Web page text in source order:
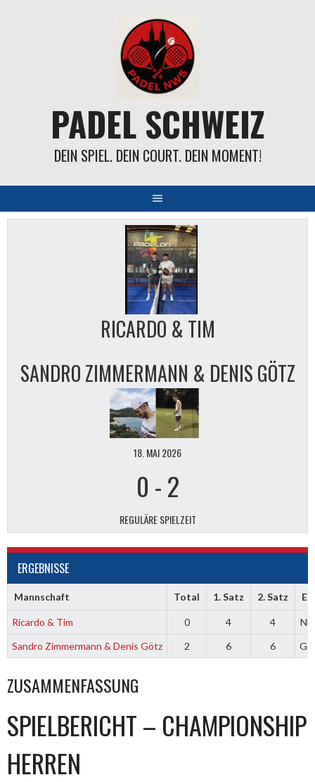
PADEL SCHWEIZ
DEIN SPIEL. DEIN COURT. DEIN MOMENT!
RICARDO & TIM
SANDRO ZIMMERMANN & DENIS GÖTZ
18. MAI 2026
0 -2
REGULÄRE SPIELZEIT
ERGEBNISSE
Mannschaft Total 1. Satz 2. Satz
Ricardo & Tim 0 4 4
Sandro Zimmermann & Denis Götz
2 6 6
ZUSAMMENFASSUNG
SPIELBERICHT – CHAMPIONSHIP
HERREN